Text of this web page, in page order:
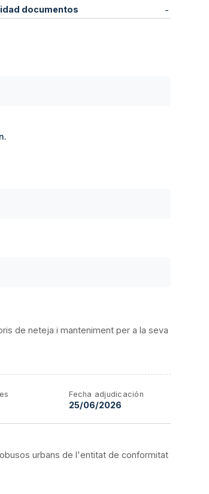
documentos -
de neteja i manteniment per a la seva
Fecha adjudicación
25/06/2026
urbans de l'entitat de conformitat